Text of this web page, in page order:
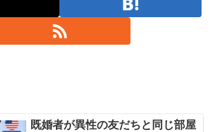
既婚者が異性の友だちと同じ部屋